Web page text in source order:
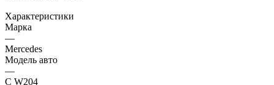
Характеристики
Марка
—
Mercedes
Модель авто
—
C W204